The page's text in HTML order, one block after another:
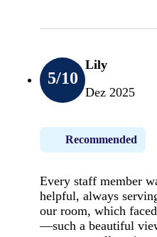
5/10
Lily
Dez 2025
Recommended
Every staff member
helpful, always
our room, which
—such a beautiful